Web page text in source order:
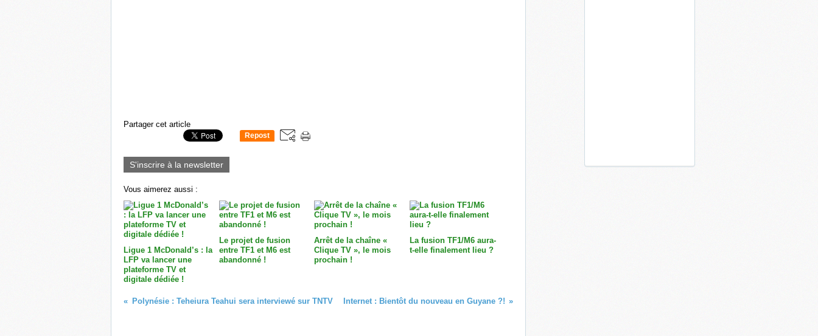
Partager cet article
Repost
S'inscrire à la newsletter
Vous aimerez aussi :
Ligue 1 McDonald’s : la
LFP va lancer une
plateforme TV et
digitale dédiée !
Le projet de fusion
entre TF1 et M6 est
abandonné !
Arrêt de la chaîne «
Clique TV », le mois
prochain !
La fusion TF1/M6 aura-
t-elle finalement lieu ?
Polynésie : Teheiura Teahui sera interviewé sur TNTV Internet : Bientôt du nouveau en Guyane ?!